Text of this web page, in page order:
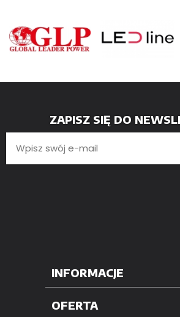
ZAPISZ SIĘ DO
INFORMACJE
OFERTA